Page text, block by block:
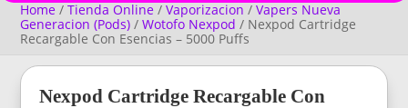
Home /Tienda Online /Vaporizacion /Vapers Nueva
Generacion (Pods) /Wotofo Nexpod / Nexpod Cartridge
Recargable Con Esencias – 5000 Puffs
Nexpod Cartridge Recargable Con